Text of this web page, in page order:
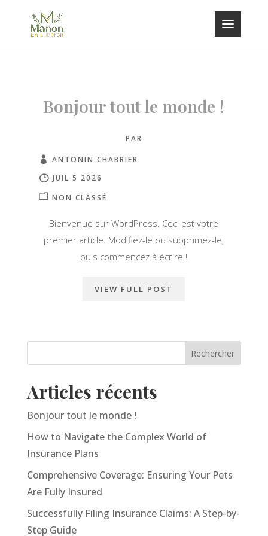
Bonjour tout le monde !
PAR
ANTONIN.CHABRIER
JUIL 5 2026
NON CLASSÉ
Bienvenue sur WordPress. Ceci est votre
premier article. Modifiez-le ou supprimez-le,
puis commencez à écrire !
VIEW FULL POST
Articles récents
Bonjour tout le monde !
How to Navigate the Complex World of
Insurance Plans
Comprehensive Coverage: Ensuring Your Pets
Are Fully Insured
Successfully Filing Insurance Claims: A Step-by-
Step Guide